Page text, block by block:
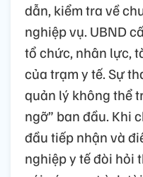
dẫn, kiểm tra về
nghiệp vụ. UBND
tổ chức, nhân lực,
của trạm y tế. Sự
quản lý không thể
ngỡ” ban đầu. Khi
đầu tiếp nhận và
nghiệp y tế đòi hỏi